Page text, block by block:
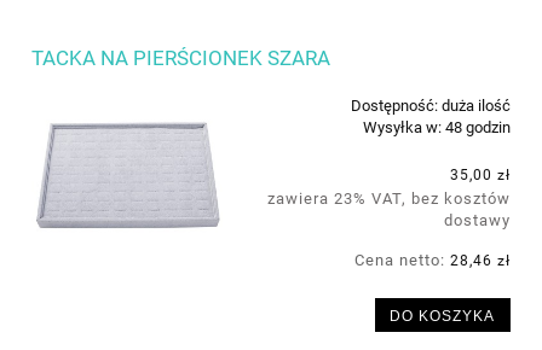
TACKA NA PIERŚCIONEK SZARA
Dostępność: duża ilość
Wysyłka w: 48 godzin
35,00 zł
zawiera 23% VAT, bez kosztów
dostawy
Cena netto: 28,46 zł
DO KOSZYKA